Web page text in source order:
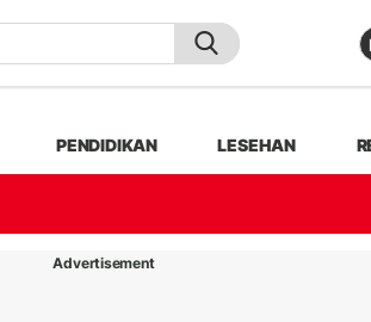
PENDIDIKAN LESEHAN
Advertisement